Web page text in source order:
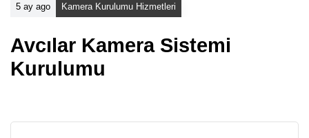
5 ay ago Kamera Kurulumu Hizmetleri
Avcılar Kamera Sistemi
Kurulumu